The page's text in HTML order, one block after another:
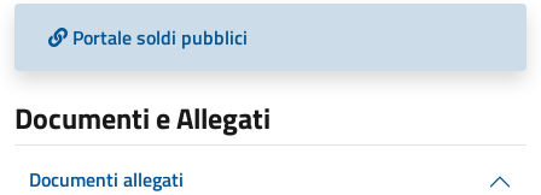
Portale soldi pubblici
Documenti e Allegati
Documenti allegati